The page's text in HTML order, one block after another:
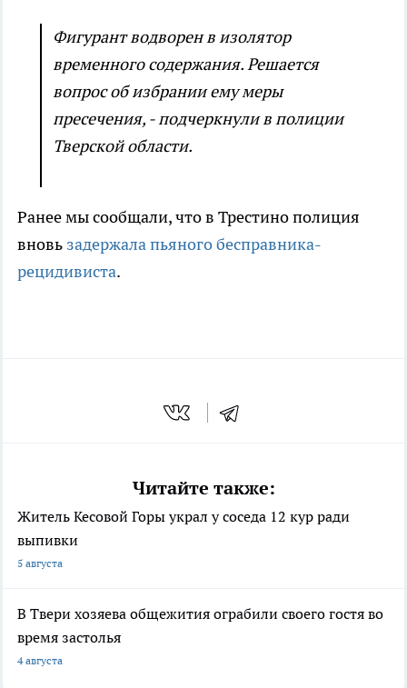
Фигурант водворен в изолятор
временного содержания. Решается
вопрос об избрании ему меры
пресечения, - подчеркнули в полиции
Тверской области.
Ранее мы сообщали, что в Трестино полиция
вновь задержала пьяного бесправника-
рецидивиста.
Читайте также:
Житель Кесовой Горы украл у соседа 12 кур ради
выпивки
5 августа
В Твери хозяева общежития ограбили своего гостя во
время застолья
4 августа